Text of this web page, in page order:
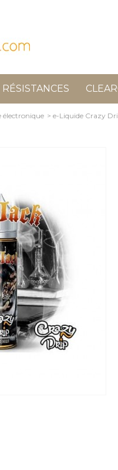
RÉSISTANCES
électronique > e-Liquide Crazy